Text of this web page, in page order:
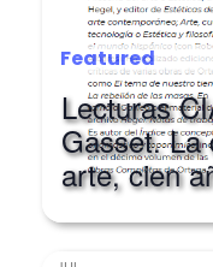
Featured
Lecturas
Gasset. La
arte, cien
JUL